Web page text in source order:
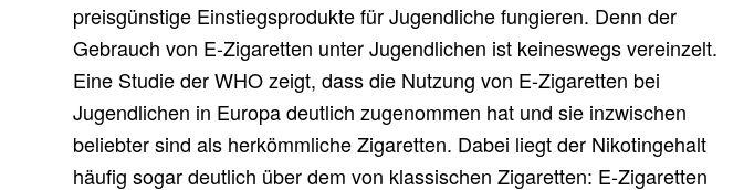
preisgünstige Einstiegsprodukte für Jugendliche fungieren. Denn der
Gebrauch von E-Zigaretten unter Jugendlichen ist keineswegs vereinzelt.
Eine Studie der WHO zeigt, dass die Nutzung von E-Zigaretten bei
Jugendlichen in Europa deutlich zugenommen hat und sie inzwischen
beliebter sind als herkömmliche Zigaretten. Dabei liegt der Nikotingehalt
häufig sogar deutlich über dem von klassischen Zigaretten: E-Zigaretten